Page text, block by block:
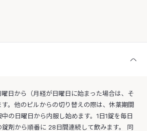
日から（月経が日曜日に始まった場合は、そ
。他のピルからの切り替えの際は、休薬期間
の日曜日から内服し始めます。1日1錠を毎日
剤から順番に 28日間連続して飲みます。 同